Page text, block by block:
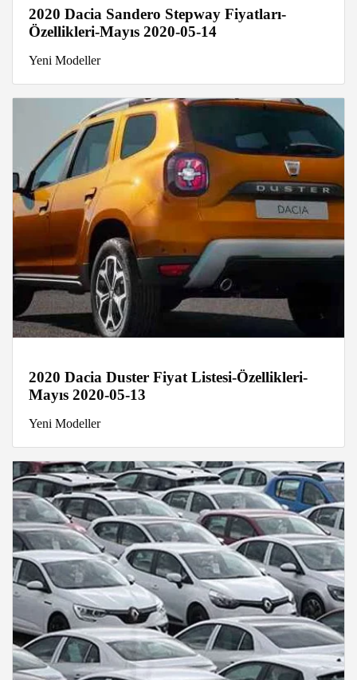
2020 Dacia Sandero Stepway Fiyatları-
Özellikleri-Mayıs 2020-05-14
Yeni Modeller
2020 Dacia Duster Fiyat Listesi-Özellikleri-
Mayıs 2020-05-13
Yeni Modeller